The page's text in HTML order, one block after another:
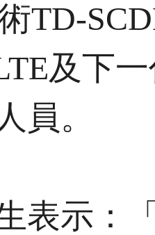
TD-
及下
員。
表示：